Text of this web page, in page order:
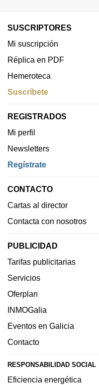
SUSCRIPTORES
Mi suscripción
Réplica en PDF
Hemeroteca
Suscríbete
REGISTRADOS
Mi perfil
Newsletters
Regístrate
CONTACTO
Cartas al director
Contacta con nosotros
PUBLICIDAD
Tarifas publicitarias
Servicios
Oferplan
INMOGalia
Eventos en Galicia
Contacto
RESPONSABILIDAD SOCIAL
Eficiencia energética